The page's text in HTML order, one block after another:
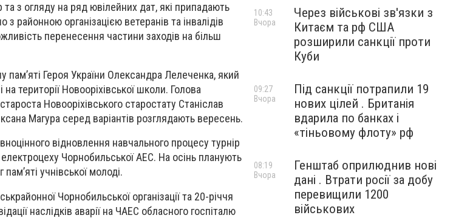
з огляду на ряд ювілейних дат, які припадають
районною організацією ветеранів та інвалідів
перенесення частини заходів на більш
пам’яті Героя України Олександра Лелеченка, який
території Новооріхівської школи. Голова
Новооріхівського старостату Станіслав
Магура серед варіантів розглядають вересень.
відновлення навчального процесу турнір
Чорнобильської АЕС. На осінь планують
учнівської молоді.
Чорнобильської організації та 20-річчя
наслідків аварії на ЧАЕС обласного госпіталю
Через військові зв'язки з
Китаєм та рф США
розширили санкції проти
Куби
10:43
Вчора
Під санкції потрапили 19
нових цілей . Британія
вдарила по банках і
«тіньовому флоту» рф
09:27
Вчора
Генштаб оприлюднив нові
дані . Втрати росії за добу
перевищили 1200
військових
08:19
Вчора